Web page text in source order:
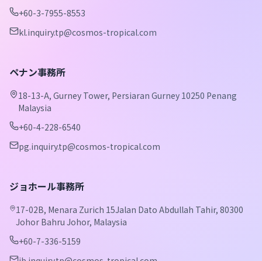
+60-3-7955-8553
kl.inquiry.tp@cosmos-tropical.com
ペナン事務所
18-13-A, Gurney Tower, Persiaran Gurney 10250 Penang
Malaysia
+60-4-228-6540
pg.inquiry.tp@cosmos-tropical.com
ジョホール事務所
17-02B, Menara Zurich 15Jalan Dato Abdullah Tahir, 80300
Johor Bahru Johor, Malaysia
+60-7-336-5159